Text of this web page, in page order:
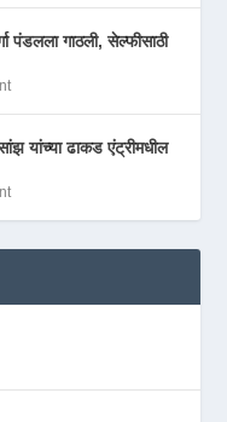
पंडलला गाठली, सेल्फीसाठी
यांच्या ढाकड एंट्रीमधील